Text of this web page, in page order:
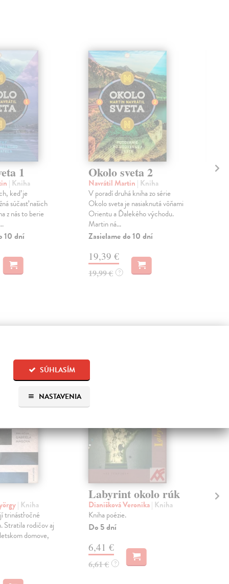
SÚHLASÍM
NASTAVENIA
1
| Kniha
keď je
súčasť našich
z nás to berie
10 dní
Okolo sveta 2
Navrátil Martin | Kniha
V poradí druhá kniha zo série
Okolo sveta je nasiaknutá vôňami
Orientu a Ďalekého východu.
Martin ná...
Zasielame do 10 dní
19,39 €
19,99 € ?
| Kniha
trinásťročné
Stratila rodičov aj
domove,
Labyrint okolo rúk
Dianišková Veronika| Kniha
Kniha poézie.
Do 5 dní
6,41 €
6,61 € ?